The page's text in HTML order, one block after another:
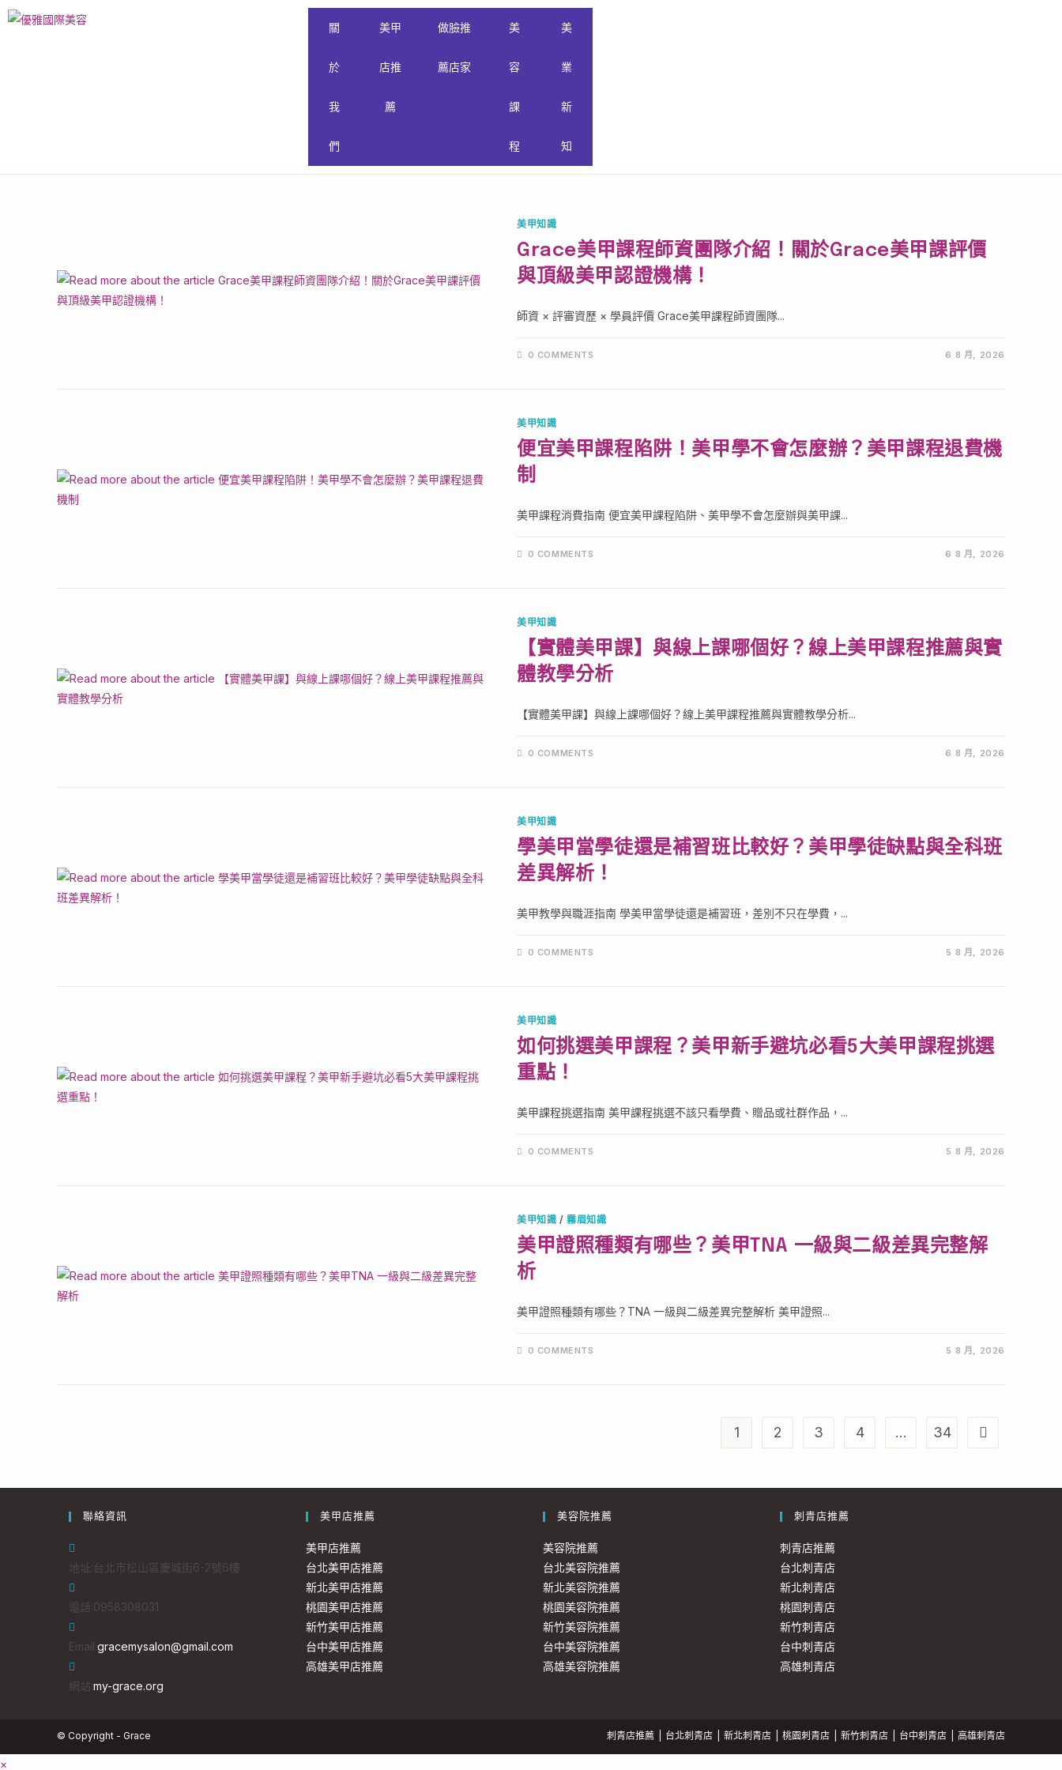
關
於
我
們
美甲
店推
薦
做臉推
薦店家
美
容
課
程
美
業
新
知
美甲知識
Grace美甲課程師資團隊介紹！關於Grace美甲課評價
與頂級美甲認證機構！
師資 × 評審資歷 × 學員評價 Grace美甲課程師資團隊...
0 COMMENTS 6 8 月, 2026
美甲知識
便宜美甲課程陷阱！美甲學不會怎麼辦？美甲課程退費機
制
美甲課程消費指南 便宜美甲課程陷阱、美甲學不會怎麼辦與美甲課...
0 COMMENTS 6 8 月, 2026
美甲知識
【實體美甲課】與線上課哪個好？線上美甲課程推薦與實
體教學分析
【實體美甲課】與線上課哪個好？線上美甲課程推薦與實體教學分析...
0 COMMENTS 6 8 月, 2026
美甲知識
學美甲當學徒還是補習班比較好？美甲學徒缺點與全科班
差異解析！
美甲教學與職涯指南 學美甲當學徒還是補習班，差別不只在學費，...
0 COMMENTS 5 8 月, 2026
美甲知識
如何挑選美甲課程？美甲新手避坑必看5大美甲課程挑選
重點！
美甲課程挑選指南 美甲課程挑選不該只看學費、贈品或社群作品，...
0 COMMENTS 5 8 月, 2026
美甲知識 /霧眉知識
美甲證照種類有哪些？美甲TNA 一級與二級差異完整解
析
美甲證照種類有哪些？TNA 一級與二級差異完整解析 美甲證照...
0 COMMENTS 5 8 月, 2026
1 2 3 4 ... 34
聯絡資訊
地址:台北市松山區慶城街6-2號6樓
電話:0958308031
Email:gracemysalon@gmail.com
網站:my-grace.org
美甲店推薦
美甲店推薦
台北美甲店推薦
新北美甲店推薦
桃園美甲店推薦
新竹美甲店推薦
台中美甲店推薦
高雄美甲店推薦
美容院推薦
美容院推薦
台北美容院推薦
新北美容院推薦
桃園美容院推薦
新竹美容院推薦
台中美容院推薦
高雄美容院推薦
刺青店推薦
刺青店推薦
台北刺青店
新北刺青店
桃園刺青店
新竹刺青店
台中刺青店
高雄刺青店
刺青店推薦 台北刺青店 新北刺青店 桃園刺青店 新竹刺青店 台中刺青店 高雄刺青店
© Copyright - Grace
×